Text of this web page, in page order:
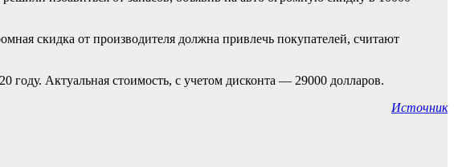
скидка от производителя должна привлечь покупателей, считают
Актуальная стоимость, с учетом дисконта — 29000 долларов.
Источник